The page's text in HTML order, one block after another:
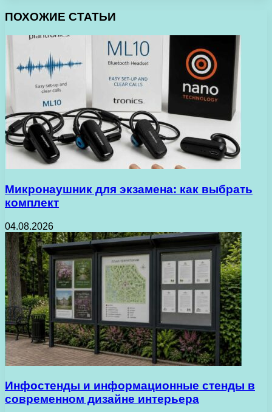
ПОХОЖИЕ СТАТЬИ
Микронаушник для экзамена: как выбрать
комплект
04.08.2026
Инфостенды и информационные стенды в
современном дизайне интерьера